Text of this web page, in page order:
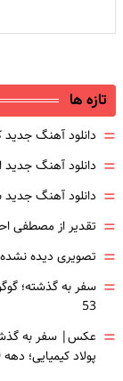
تازه ها
= دانلود آهنگ جدید
= دانلود آهنگ جدید
= دانلود آهنگ جدید
= تقدیر از مصطفی
= تصویری دیده
=
53
= عکس| سفر به
پولاد کیمیایی؛ دهه 60